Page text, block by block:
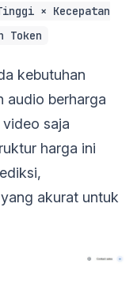
× Kecepatan
Token
kebutuhan
audio berharga
saja
harga ini
akurat untuk